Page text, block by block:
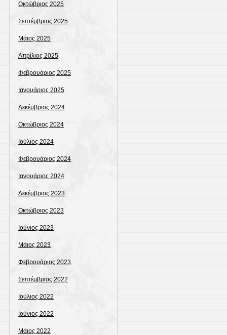
Οκτώβριος 2025
Σεπτέμβριος 2025
Μάιος 2025
Απρίλιος 2025
Φεβρουάριος 2025
Ιανουάριος 2025
Δεκέμβριος 2024
Οκτώβριος 2024
Ιούλιος 2024
Φεβρουάριος 2024
Ιανουάριος 2024
Δεκέμβριος 2023
Οκτώβριος 2023
Ιούνιος 2023
Μάιος 2023
Φεβρουάριος 2023
Σεπτέμβριος 2022
Ιούλιος 2022
Ιούνιος 2022
Μάιος 2022